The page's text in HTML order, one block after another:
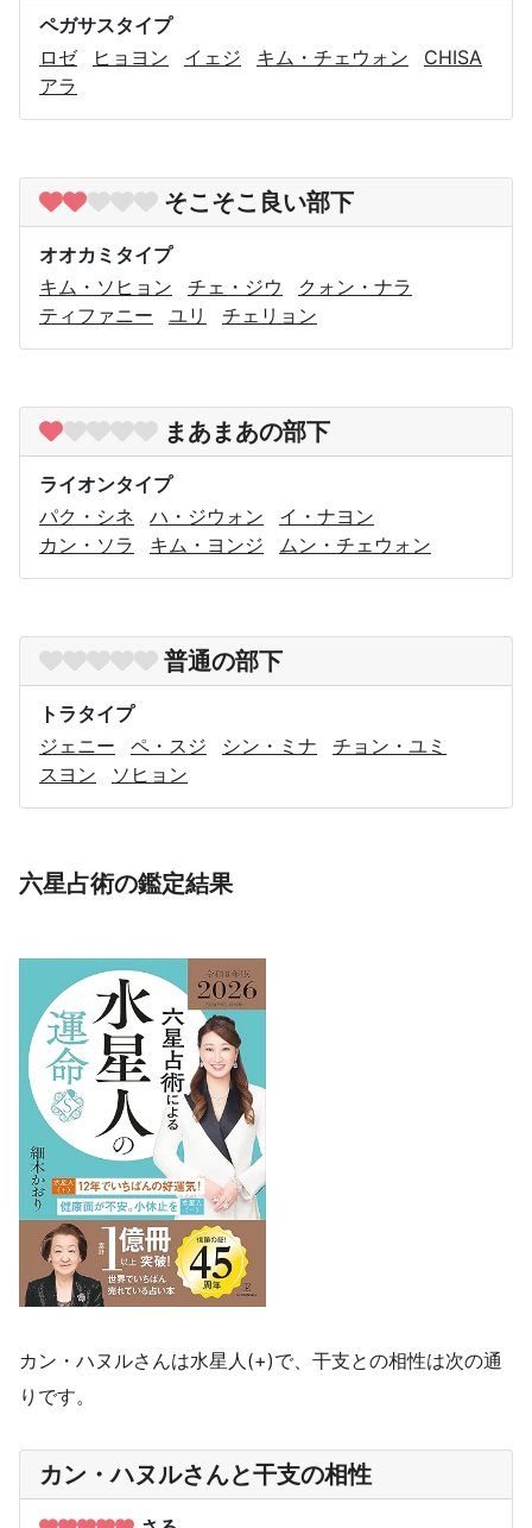
ペガサスタイプ
ロゼ
ヒョヨン イェジ キム・チェウォン
CHISA
アラ
そこそこ良い部下
オオカミタイプ
キム・ソヒョン
チェ・ジウ
クォン・ナラ
ティファニー
ユリ チェリョン
まあまあの部下
ライオンタイプ
パク・シネ
ハ・ジウォン
イ・ナヨン
カン・ソラ
キム・ヨンジ ムン・チェウォン
普通の部下
トラタイプ
ジェニー
ペ・スジ シン・ミナ
チョン・ユミ
スヨン
ソヒョン
六星占術の鑑定結果
カン・ハヌルさんは水星人(+)で、干支との相性は次の通
りです。
カン・ハヌルさんと干支の相性